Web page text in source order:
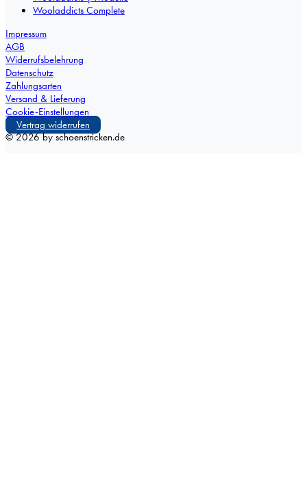
Wooladdicts Complete
Impressum
AGB
Widerrufsbelehrung
Datenschutz
Zahlungsarten
Versand & Lieferung
Cookie-Einstellungen
Vertrag widerrufen
© 2026 by schoenstricken.de